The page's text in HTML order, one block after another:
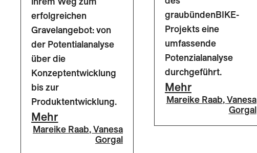
erfolgreichen
Gravelangebot: von
der Potentialanalyse
über die
Konzeptentwicklung
bis zur
Produktentwicklung.
Mehr
Mareike Raab,Vanesa
Gorgal
graubündenBIKE-
Projekts eine
umfassende
Potenzialanalyse
durchgeführt.
Mehr
Mareike Raab,Vanesa
Gorgal